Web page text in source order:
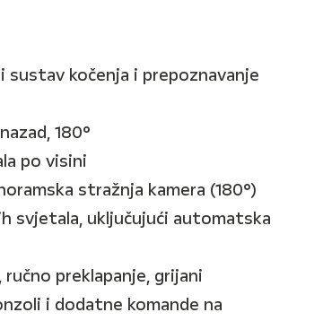
sustav kočenja i prepoznavanje
180°
po visini
stražnja kamera (180°)
svjetala, uključujući automatska
preklapanje, grijani
i dodatne komande na